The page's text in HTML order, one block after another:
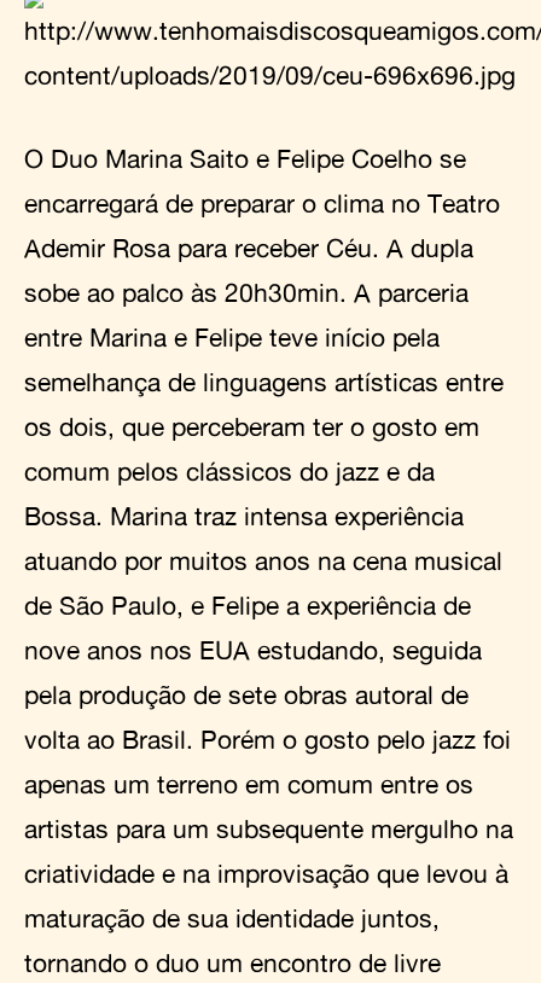
O Duo Marina Saito e Felipe Coelho se
encarregará de preparar o clima no Teatro
Ademir Rosa para receber Céu. A dupla
sobe ao palco às 20h30min. A parceria
entre Marina e Felipe teve início pela
semelhança de linguagens artísticas entre
os dois, que perceberam ter o gosto em
comum pelos clássicos do jazz e da
Bossa. Marina traz intensa experiência
atuando por muitos anos na cena musical
de São Paulo, e Felipe a experiência de
nove anos nos EUA estudando, seguida
pela produção de sete obras autoral de
volta ao Brasil. Porém o gosto pelo jazz foi
apenas um terreno em comum entre os
artistas para um subsequente mergulho na
criatividade e na improvisação que levou à
maturação de sua identidade juntos,
tornando o duo um encontro de livre